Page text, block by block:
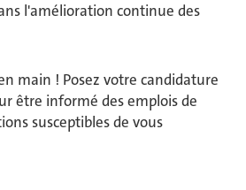
l'amélioration continue des
main ! Posez votre candidature
être informé des emplois de
susceptibles de vous